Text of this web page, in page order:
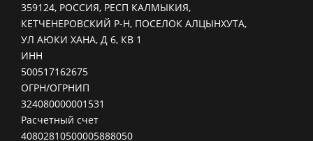
359124, РОССИЯ, РЕСП КАЛМЫКИЯ,
КЕТЧЕНЕРОВСКИЙ Р-Н, ПОСЕЛОК АЛЦЫНХУТА,
УЛ АЮКИ ХАНА, Д 6, КВ 1
ИНН
500517162675
ОГРН/ОГРНИП
324080000001531
Расчетный счет
40802810500005888050